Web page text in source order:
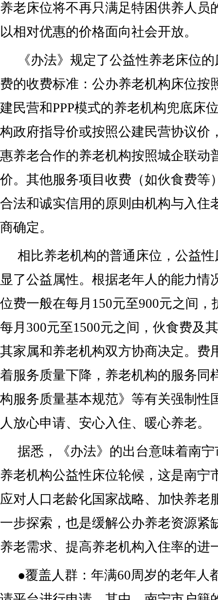
养老床位将不再只满足特困供养人员
以相对优惠的价格面向社会开放。
《办法》规定了公益性养老床位
费的收费标准：公办养老机构床位按
建民营和PPP模式的养老机构兜底床
构政府指导价或按照公建民营协议价
惠养老合作的养老机构按照城企联动
价。其他服务项目收费（如伙食费等
合法和诚实信用的原则由机构与入住
商确定。
相比养老机构的普通床位，公益
显了公益属性。根据老年人的能力情
位费一般在每月150元至900元之间，
每月300元至1500元之间，伙食费及
其家属和养老机构双方协商决定。费
着服务质量下降，养老机构的服务同
构服务质量基本规范》等有关强制性
人放心申请、安心入住、暖心养老。
据悉，《办法》的出台意味着南
养老机构公益性床位轮候，这是南宁
应对人口老龄化国家战略、加快养老
一步探索，也是缓解公办养老资源紧
养老需求、提高养老机构入住率的进
●覆盖人群：年满60周岁的老年人